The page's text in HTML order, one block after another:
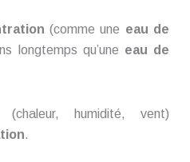
(comme une eau de
longtemps qu’une eau de
(chaleur, humidité, vent)
.